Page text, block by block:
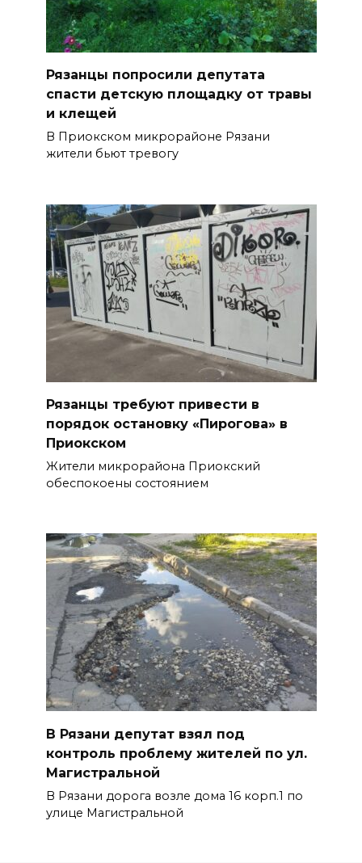
Рязанцы попросили депутата
спасти детскую площадку от травы
и клещей
В Приокском микрорайоне Рязани
жители бьют тревогу
Рязанцы требуют привести в
порядок остановку «Пирогова» в
Приокском
Жители микрорайона Приокский
обеспокоены состоянием
В Рязани депутат взял под
контроль проблему жителей по ул.
Магистральной
В Рязани дорога возле дома 16 корп.1 по
улице Магистральной